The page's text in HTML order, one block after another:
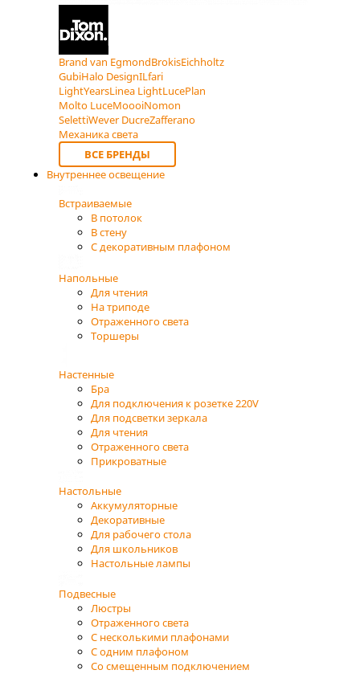
Brand van EgmondBrokisEichholtz
GubiHalo DesignILfari
LightYearsLinea LightLucePlan
Molto LuceMoooiNomon
SelettiWever DucreZafferano
Механика света
ВСЕ БРЕНДЫ
Внутреннее освещение
Встраиваемые
В потолок
В стену
С декоративным плафоном
Напольные
Для чтения
На триподе
Отраженного света
Торшеры
Настенные
Бра
Для подключения к розетке 220V
Для подсветки зеркала
Для чтения
Отраженного света
Прикроватные
Настольные
Аккумуляторные
Декоративные
Для рабочего стола
Для школьников
Настольные лампы
Подвесные
Люстры
Отраженного света
С несколькими плафонами
С одним плафоном
Со смещенным подключением